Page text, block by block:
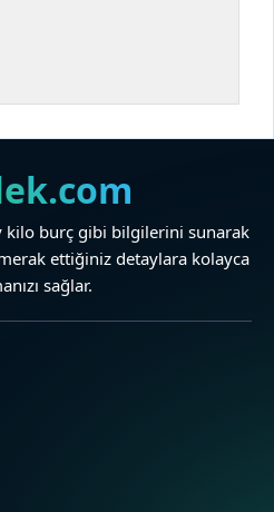
burç gibi bilgilerini sunarak
ettiğiniz detaylara kolayca
sağlar.